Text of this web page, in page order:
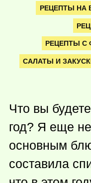
РЕЦЕПТЫ НА
РЕЦЕПТЫ С
САЛАТЫ И
Что вы
год? Я еще
основным
составила